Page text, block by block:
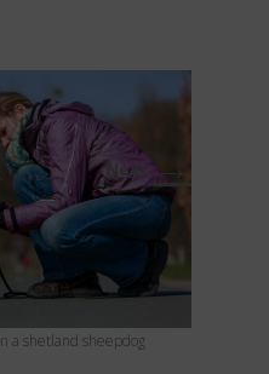
Next→
a shetland sheepdog